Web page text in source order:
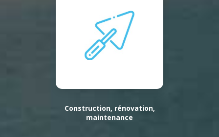
Construction, rénovation,
maintenance